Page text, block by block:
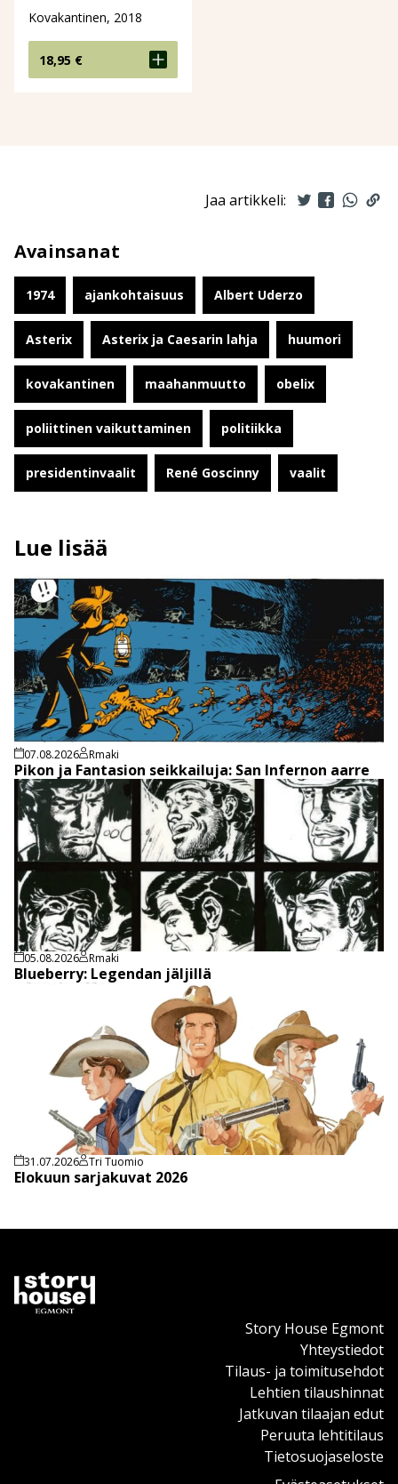
Kovakantinen, 2018
18,95 €
Jaa artikkeli:
Avainsanat
1974 ajankohtaisuus Albert Uderzo
Asterix Asterix ja Caesarin lahja huumori
kovakantinen maahanmuutto obelix
poliittinen vaikuttaminen politiikka
presidentinvaalit René Goscinny vaalit
Lue lisää
07.08.2026 Rmaki
Pikon ja Fantasion seikkailuja: San Infernon aarre
05.08.2026 Rmaki
Blueberry: Legendan jäljillä
31.07.2026 Tri Tuomio
Elokuun sarjakuvat 2026
Story House Egmont
Yhteystiedot
Tilaus- ja toimitusehdot
Lehtien tilaushinnat
Jatkuvan tilaajan edut
Peruuta lehtitilaus
Tietosuojaseloste